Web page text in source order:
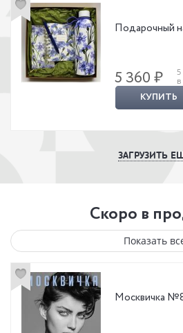
Подарочный
5 360 ₽
5
КУПИТЬ
ЗАГРУЗИТЬ
Скоро в
Показать
Москвичка №8